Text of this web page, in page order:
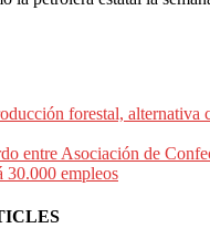
forestal, alternativa
entre Asociación de
30.000 empleos